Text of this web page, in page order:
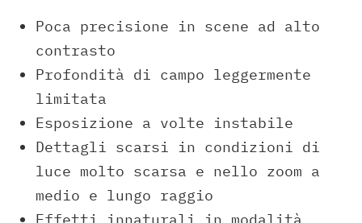
Poca precisione in scene ad alto
contrasto
Profondità di campo leggermente
limitata
Esposizione a volte instabile
Dettagli scarsi in condizioni di
luce molto scarsa e nello zoom a
medio e lungo raggio